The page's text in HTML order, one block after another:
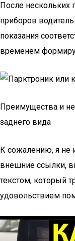
После нескольких
приборов
показания
временем
Преимущества и
заднего вида
К сожалению, я не
внешние ссылки,
текстом, который
удовольствием